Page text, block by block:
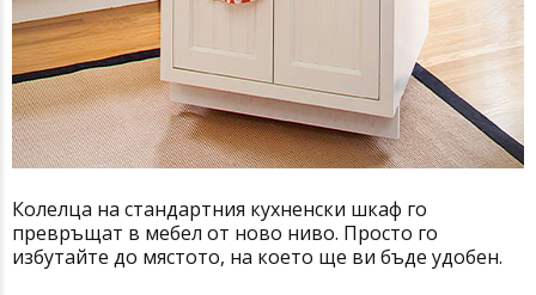
Колелца на стандартния кухненски шкаф го
превръщат в мебел от ново ниво. Просто го
избутайте до мястото, на което ще ви бъде удобен.